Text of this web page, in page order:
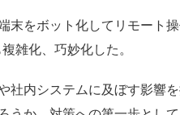
をボット化してリモート
雑化、巧妙化した。
内システムに及ぼす影響を